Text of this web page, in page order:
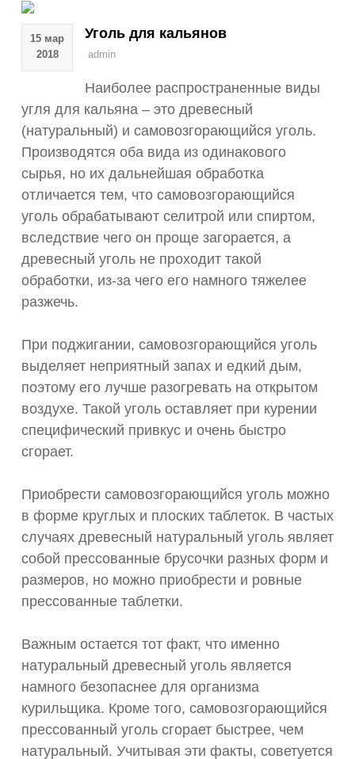
15 мар
2018
Уголь для кальянов
admin
Наиболее распространенные виды
угля для кальяна – это древесный
(натуральный) и самовозгорающийся уголь.
Производятся оба вида из одинакового
сырья, но их дальнейшая обработка
отличается тем, что самовозгорающийся
уголь обрабатывают селитрой или спиртом,
вследствие чего он проще загорается, а
древесный уголь не проходит такой
обработки, из-за чего его намного тяжелее
разжечь.
При поджигании, самовозгорающийся уголь
выделяет неприятный запах и едкий дым,
поэтому его лучше разогревать на открытом
воздухе. Такой уголь оставляет при курении
специфический привкус и очень быстро
сгорает.
Приобрести самовозгорающийся уголь можно
в форме круглых и плоских таблеток. В частых
случаях древесный натуральный уголь являет
собой прессованные брусочки разных форм и
размеров, но можно приобрести и ровные
прессованные таблетки.
Важным остается тот факт, что именно
натуральный древесный уголь является
намного безопаснее для организма
курильщика. Кроме того, самовозгорающийся
прессованный уголь сгорает быстрее, чем
натуральный. Учитывая эти факты, советуется